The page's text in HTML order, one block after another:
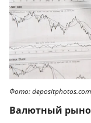
Фото: depositphotos.com
Валютный